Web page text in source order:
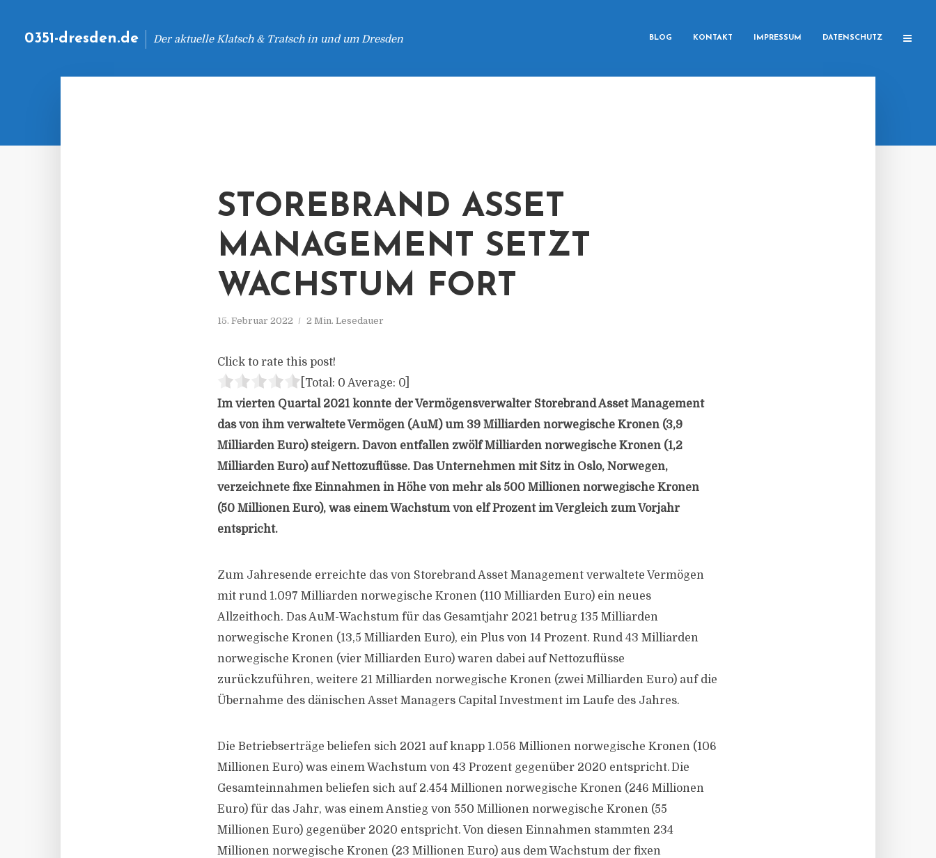
0351-dresden.de Der aktuelle Klatsch & Tratsch in und um Dresden BLOG KONTAKT IMPRESSUM DATENSCHUTZ
STOREBRAND ASSET
MANAGEMENT SETZT
WACHSTUM FORT
15. Februar 2022 2 Min. Lesedauer
Click to rate this post!
[Total: 0 Average: 0
Im vierten Quartal 2021 konnte der Vermögensverwalter Storebrand Asset Management
das von ihm verwaltete Vermögen (AuM) um 39 Milliarden norwegische Kronen (3,9
Milliarden Euro) steigern. Davon entfallen zwölf Milliarden norwegische Kronen (1,2
Milliarden Euro) auf Nettozuflüsse. Das Unternehmen mit Sitz in Oslo, Norwegen,
verzeichnete fixe Einnahmen in Höhe von mehr als 500 Millionen norwegische Kronen
(50 Millionen Euro), was einem Wachstum von elf Prozent im Vergleich zum Vorjahr
entspricht.
Zum Jahresende erreichte das von Storebrand Asset Management verwaltete Vermögen
mit rund 1.097 Milliarden norwegische Kronen (110 Milliarden Euro) ein neues
Allzeithoch. Das AuM-Wachstum für das Gesamtjahr 2021 betrug 135 Milliarden
norwegische Kronen (13,5 Milliarden Euro), ein Plus von 14 Prozent. Rund 43 Milliarden
norwegische Kronen (vier Milliarden Euro) waren dabei auf Nettozuflüsse
zurückzuführen, weitere 21 Milliarden norwegische Kronen (zwei Milliarden Euro) auf die
Übernahme des dänischen Asset Managers Capital Investment im Laufe des Jahres.
Die Betriebserträge beliefen sich 2021 auf knapp 1.056 Millionen norwegische Kronen (106
Millionen Euro) was einem Wachstum von 43 Prozent gegenüber 2020 entspricht. Die
Gesamteinnahmen beliefen sich auf 2.454 Millionen norwegische Kronen (246 Millionen
Euro) für das Jahr, was einem Anstieg von 550 Millionen norwegische Kronen (55
Millionen Euro) gegenüber 2020 entspricht. Von diesen Einnahmen stammten 234
Millionen norwegische Kronen (23 Millionen Euro) aus dem Wachstum der fixen